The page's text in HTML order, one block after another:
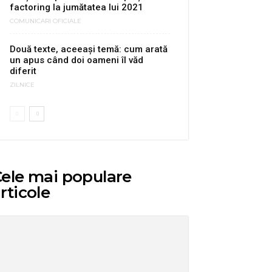
factoring la jumătatea lui 2021
COMUNICARI OFICIALE
Două texte, aceeași temă: cum arată
un apus când doi oameni îl văd
diferit
ZILNICE
mai populare